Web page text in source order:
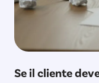
Se il cliente